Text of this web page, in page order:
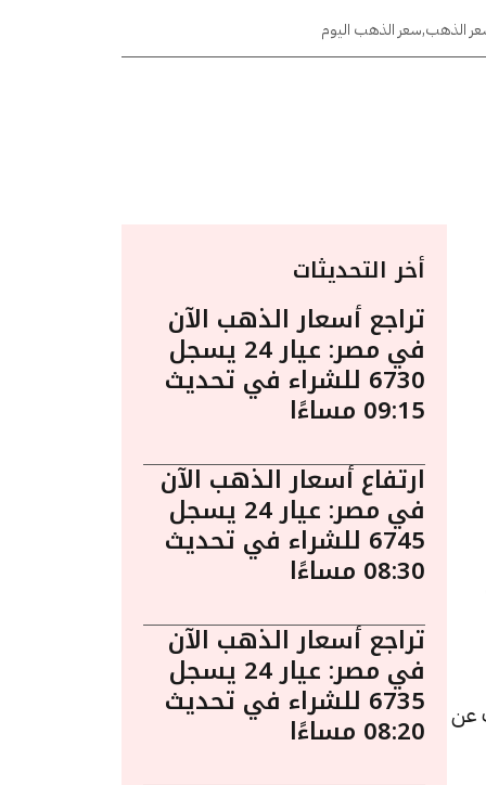
الذهب,سعر الذهب اليوم
بزيادة قدرها 10 جنيهات عن
أخر التحديثات
تراجع أسعار الذهب الآن
في مصر: عيار 24 يسجل
6730 للشراء في تحديث
09:15 مساءًا
ارتفاع أسعار الذهب الآن
في مصر: عيار 24 يسجل
6745 للشراء في تحديث
08:30 مساءًا
تراجع أسعار الذهب الآن
في مصر: عيار 24 يسجل
6735 للشراء في تحديث
08:20 مساءًا